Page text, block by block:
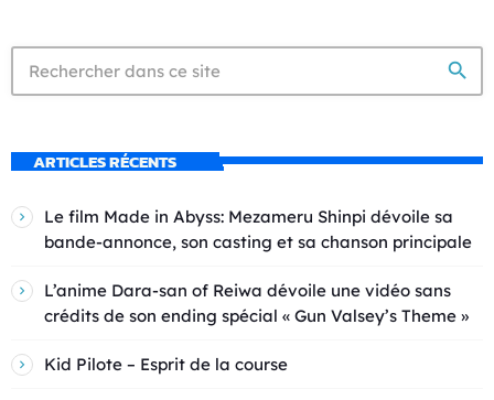
search
ARTICLES RÉCENTS
Le film Made in Abyss: Mezameru Shinpi dévoile sa
bande-annonce, son casting et sa chanson principale
L’anime Dara-san of Reiwa dévoile une vidéo sans
crédits de son ending spécial « Gun Valsey’s Theme »
Kid Pilote – Esprit de la course